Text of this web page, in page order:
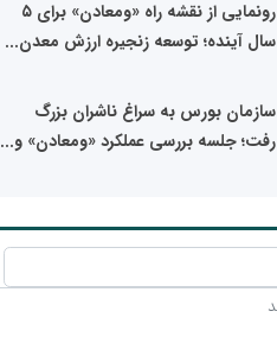
رونمایی از نقشه راه «ومعادن» برای ۵
سال آینده؛ توسعه زنجیره ارزش معدن...
سازمان بورس به سراغ ناشران بزرگ
رفت؛ جلسه بررسی عملکرد «ومعادن» و...